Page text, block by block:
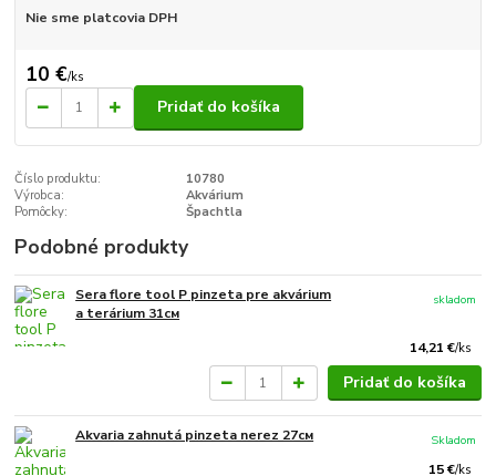
Nie sme platcovia DPH
10 €/ks
Pridať do košíka
Číslo produktu:
10780
Výrobca:
Akvárium
Pomôcky:
Špachtla
Podobné produkty
Sera flore tool P pinzeta pre akvárium
a terárium 31см
14,21 €/ks
skladom
Pridať do košíka
Akvaria zahnutá pinzeta nerez 27см
15 €/ks
Skladom